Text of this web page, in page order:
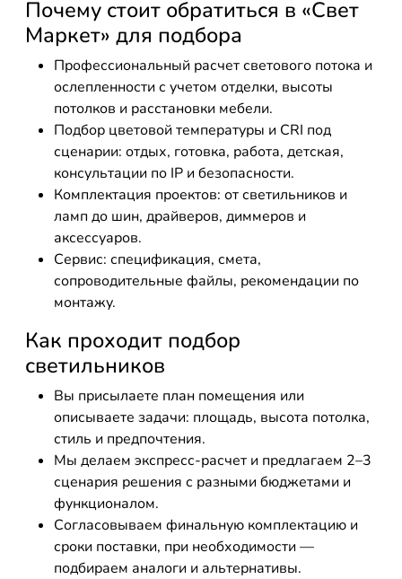
Почему стоит обратиться в «Свет
Маркет» для подбора
Профессиональный расчет светового потока и
ослепленности с учетом отделки, высоты
потолков и расстановки мебели.
Подбор цветовой температуры и CRI под
сценарии: отдых, готовка, работа, детская,
консультации по IP и безопасности.
Комплектация проектов: от светильников и
ламп до шин, драйверов, диммеров и
аксессуаров.
Сервис: спецификация, смета,
сопроводительные файлы, рекомендации по
монтажу.
Как проходит подбор
светильников
Вы присылаете план помещения или
описываете задачи: площадь, высота потолка,
стиль и предпочтения.
Мы делаем экспресс-расчет и предлагаем 2–3
сценария решения с разными бюджетами и
функционалом.
Согласовываем финальную комплектацию и
сроки поставки, при необходимости —
подбираем аналоги и альтернативы.